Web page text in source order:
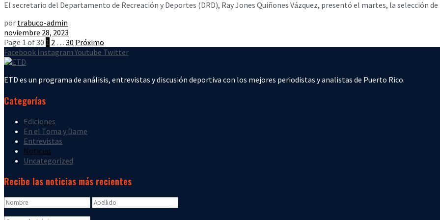
El secretario del Departamento de Recreación y Deportes (DRD), Ray Jones Quiñones Vázquez, presentó el martes, la selección de
por trabuco-admin
noviembre 28, 2023
Page 1 of 30 1 2 … 30 Próximo
Facebook Instagram Youtube Twitter
ETD es un programa de análisis, entrevistas y discusión deportiva con los mejores periodistas y analistas de Puerto Rico.
Categorías
Ediciones
En el Toma y Dame
Entrevistas
Noticias
Uncategorized
Recibe las noticias más recientes